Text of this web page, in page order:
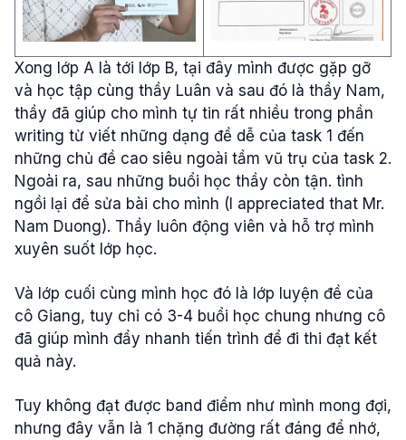
Xong lớp A là tới lớp B, tại đây mình được gặp gỡ
và học tập cùng thầy Luân và sau đó là thầy Nam,
thầy đã giúp cho mình tự tin rất nhiều trong phần
writing từ viết những dạng đề dễ của task 1 đến
những chủ đề cao siêu ngoài tầm vũ trụ của task 2.
Ngoài ra, sau những buổi học thầy còn tận. tình
ngồi lại để sửa bài cho mình (I appreciated that Mr.
Nam Duong). Thầy luôn động viên và hỗ trợ mình
xuyên suốt lớp học.
Và lớp cuối cùng mình học đó là lớp luyện đề của
cô Giang, tuy chỉ có 3-4 buổi học chung nhưng cô
đã giúp mình đẩy nhanh tiến trình để đi thi đạt kết
quả này.
Tuy không đạt được band điểm như mình mong đợi,
nhưng đây vẫn là 1 chặng đường rất đáng để nhớ,